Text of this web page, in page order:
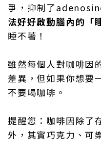
爭，抑制了
法好好啟動腦內的「
睡不著！
雖然每個人對咖啡因
差異，但如果你想要
不要喝咖啡。
提醒您：咖啡因除了
外，其實巧克力、可